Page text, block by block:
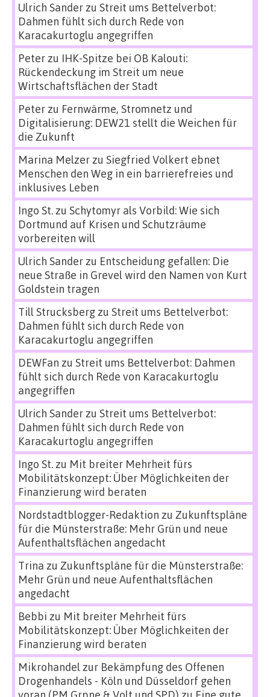
Ulrich Sanderzu Streit ums Bettelverbot:
Dahmen fühlt sich durch Rede von
Karacakurtoglu angegriffen
Peterzu IHK-Spitze bei OB Kalouti:
Rückendeckung im Streit um neue
Wirtschaftsflächen der Stadt
Peterzu Fernwärme, Stromnetz und
Digitalisierung: DEW21 stellt die Weichen für
die Zukunft
Marina Melzerzu Siegfried Volkert ebnet
Menschen den Weg in ein barrierefreies und
inklusives Leben
Ingo St.zu Schytomyr als Vorbild: Wie sich
Dortmund auf Krisen und Schutzräume
vorbereiten will
Ulrich Sanderzu Entscheidung gefallen: Die
neue Straße in Grevel wird den Namen von Kurt
Goldstein tragen
Till Strucksbergzu Streit ums Bettelverbot:
Dahmen fühlt sich durch Rede von
Karacakurtoglu angegriffen
DEWFan zu Streit ums Bettelverbot: Dahmen
fühlt sich durch Rede von Karacakurtoglu
angegriffen
Ulrich Sanderzu Streit ums Bettelverbot:
Dahmen fühlt sich durch Rede von
Karacakurtoglu angegriffen
Ingo St.zu Mit breiter Mehrheit fürs
Mobilitätskonzept: Über Möglichkeiten der
Finanzierung wird beraten
Nordstadtblogger-Redaktion zu Zukunftspläne
für die Münsterstraße: Mehr Grün und neue
Aufenthaltsflächen angedacht
Trina zu Zukunftspläne für die Münsterstraße:
Mehr Grün und neue Aufenthaltsflächen
angedacht
Bebbi zu Mit breiter Mehrheit fürs
Mobilitätskonzept: Über Möglichkeiten der
Finanzierung wird beraten
Mikrohandel zur Bekämpfung des Offenen
Drogenhandels - Köln und Düsseldorf gehen